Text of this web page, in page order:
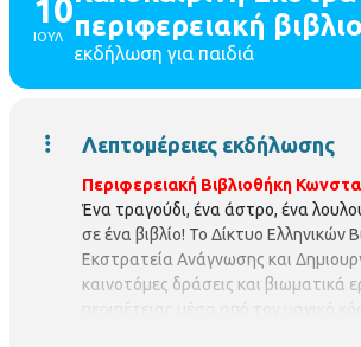
10
ΙΟΥΛ
περιφερειακή
εκδήλωση για παιδιά
Λεπτομέρειες εκδήλωσης
Περιφερειακή Βιβλιοθήκη
Ένα τραγούδι, ένα άστρο, ένα
σε ένα βιβλίο! Το Δίκτυο Ελληνικών
Εκστρατεία Ανάγνωσης και
καινοτόμες δράσεις και
περιπέτειας μέσα από τον μαγικό